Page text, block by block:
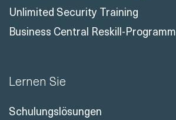
Unlimited Security Training
Business Central Reskill-Programm
Lernen Sie
Schulungslösungen